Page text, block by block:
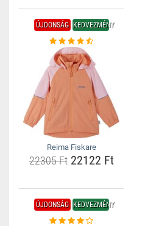
ÚJDONSÁG KEDVEZMÉNY
Reima Fiskare
22305 Ft22122 Ft
ÚJDONSÁG KEDVEZMÉNY